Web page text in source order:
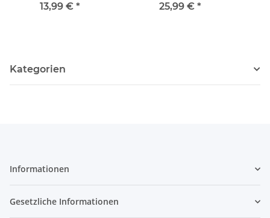
13,99 € *
25,99 € *
Kategorien
Informationen
Gesetzliche Informationen